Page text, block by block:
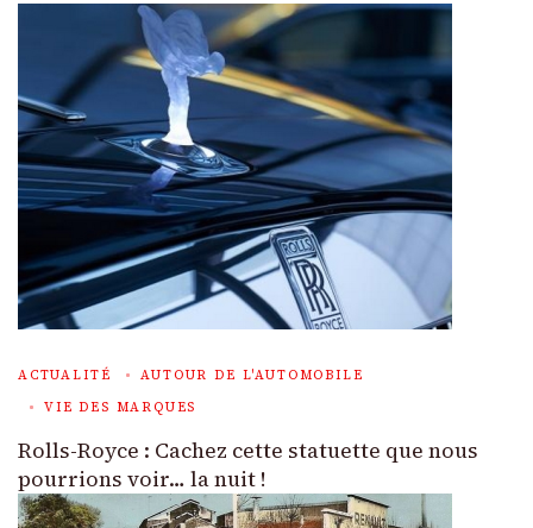
ACTUALITÉ
AUTOUR DE L'AUTOMOBILE
VIE DES MARQUES
Rolls-Royce : Cachez cette statuette que nous
pourrions voir… la nuit !